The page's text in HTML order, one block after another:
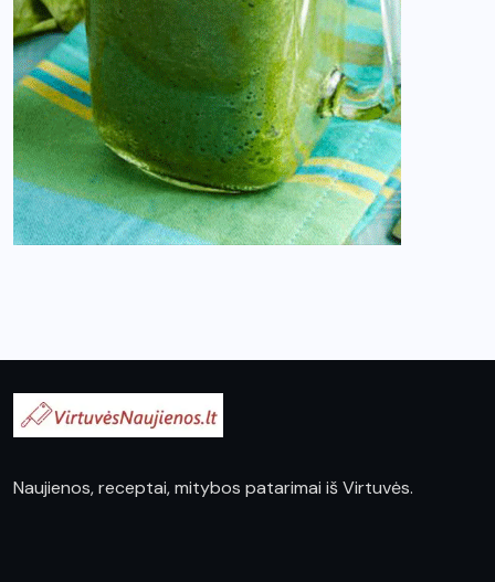
Naujienos, receptai, mitybos patarimai iš Virtuvės.